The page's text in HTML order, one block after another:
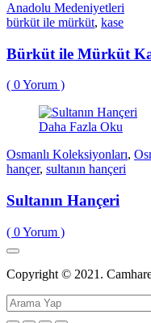
Anadolu Medeniyetleri
bürküt ile mürküt, kase
Bürküt ile Mürküt
( 0Yorum )
Daha Fazla Oku
Osmanlı Koleksiyonları,
hançer, sultanın hançeri
Sultanın Hançeri
( 0Yorum )
Copyright © 2021.